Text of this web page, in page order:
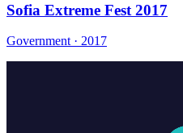
Sofia Extreme Fest 2017
Government · 2017